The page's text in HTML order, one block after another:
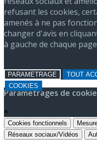
refusant les cookies,
amenés à ne pas
changer d'avis en
à gauche de chaque
PARAMETRAGE TOUT
COOKIES
Paramétrages de
×
Cookies fonctionnels
Réseaux sociaux/Vidéos